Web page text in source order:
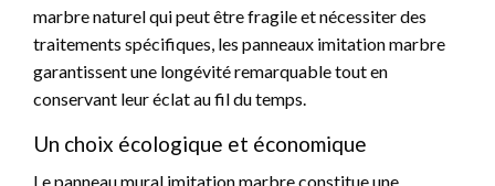
marbre naturel qui peut être fragile et nécessiter des
traitements spécifiques, les panneaux imitation marbre
garantissent une longévité remarquable tout en
conservant leur éclat au fil du temps.
Un choix écologique et économique
Le panneau mural imitation marbre constitue une